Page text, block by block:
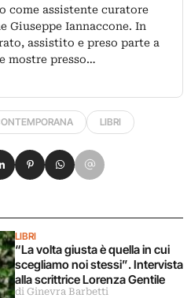
come assistente curatore
Giuseppe Iannaccone. In
assistito e preso parte a
mostre presso…
LIBRI
LIBRI
“La volta giusta è quella in cui
scegliamo noi stessi”. Intervista
alla scrittrice Lorenza Gentile
di Ginevra Barbetti
su Xsu LinkedIn
Condividi su Pinterest
Condividi su WhatsApp
Condividi su Email